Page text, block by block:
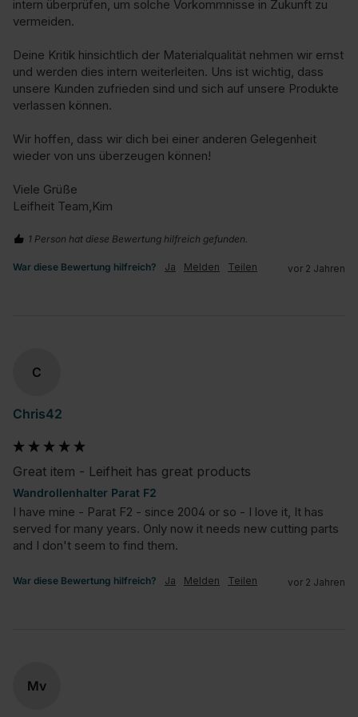
intern überprüfen, um solche Vorkommnisse in Zukunft zu
vermeiden.
Deine Kritik hinsichtlich der Materialqualität nehmen wir ernst
und werden dies intern weiterleiten. Uns ist wichtig, dass
unsere Kunden zufrieden sind und sich auf unsere Produkte
verlassen können.
Wir hoffen, dass wir dich bei einer anderen Gelegenheit
wieder von uns überzeugen können!
Viele Grüße
Leifheit Team,Kim
1 Person hat diese Bewertung hilfreich gefunden.
War diese Bewertung hilfreich? Ja Melden Teilen vor 2 Jahren
C
Chris42
Great item - Leifheit has great products
Wandrollenhalter Parat F2
I have mine - Parat F2 - since 2004 or so - I love it, It has
served for many years. Only now it needs new cutting parts
and I don't seem to find them.
War diese Bewertung hilfreich? Ja Melden Teilen vor 2 Jahren
Mv